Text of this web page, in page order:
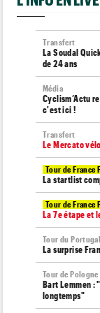
Transfert
La Soudal
de 24 ans
Média
Cyclism’Actu
c'est ici !
Transfert
Le Mercato
Tour de France
La startlist
Tour de France
La 7e étape et
Tour du Portugal
La surprise
Tour de Pologne
Bart Lemmen :
longtemps"